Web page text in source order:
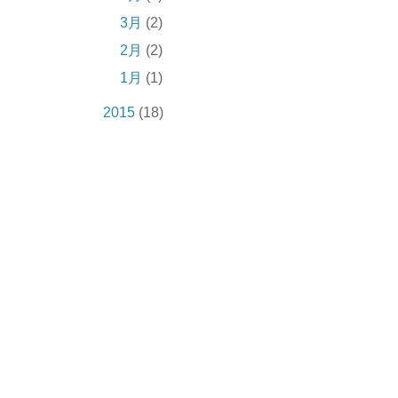
3月 (2)
2月 (2)
1月 (1)
2015 (18)